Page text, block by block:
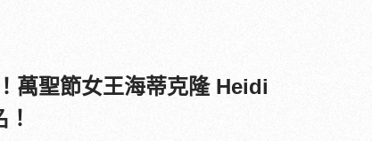
萬聖節女王海蒂克隆 Heidi